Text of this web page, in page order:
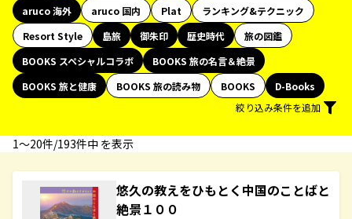
aruco 海外
aruco 国内 Plat
ランキング&テクニック
Resort Style
島旅 御朱印 歴史時代
旅の図鑑
BOOKS スペシャルコラボ
BOOKS 旅の名言＆絶景
BOOKS 旅と健康
BOOKS 旅の読み物 BOOKS
D-Books
絞り込み条件を追加
1〜20件/193件中 を表示
悠久の教えをひもとく中国のことばと
絶景１００